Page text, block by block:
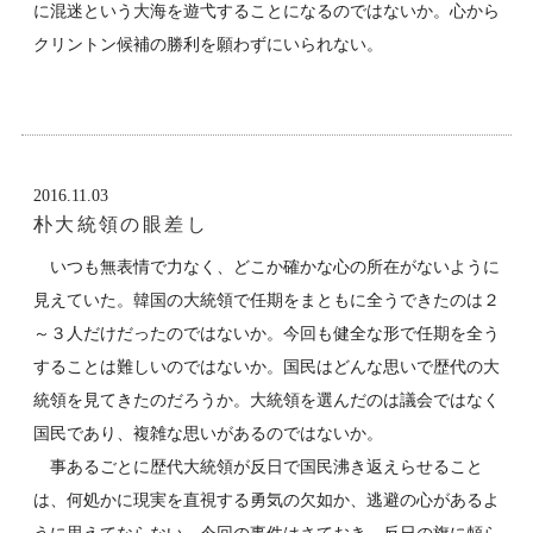
に混迷という大海を遊弋することになるのではないか。心から
クリントン候補の勝利を願わずにいられない。
2016.11.03
朴大統領の眼差し
いつも無表情で力なく、どこか確かな心の所在がないように
見えていた。韓国の大統領で任期をまともに全うできたのは２
～３人だけだったのではないか。今回も健全な形で任期を全う
することは難しいのではないか。国民はどんな思いで歴代の大
統領を見てきたのだろうか。大統領を選んだのは議会ではなく
国民であり、複雑な思いがあるのではないか。
事あるごとに歴代大統領が反日で国民沸き返えらせること
は、何処かに現実を直視する勇気の欠如か、逃避の心があるよ